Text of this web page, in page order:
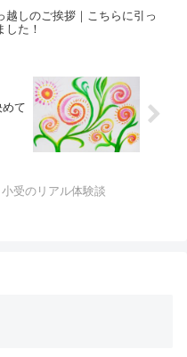
越しのご挨拶｜こちらに引っ
した！
めて
小受のリアル体験談